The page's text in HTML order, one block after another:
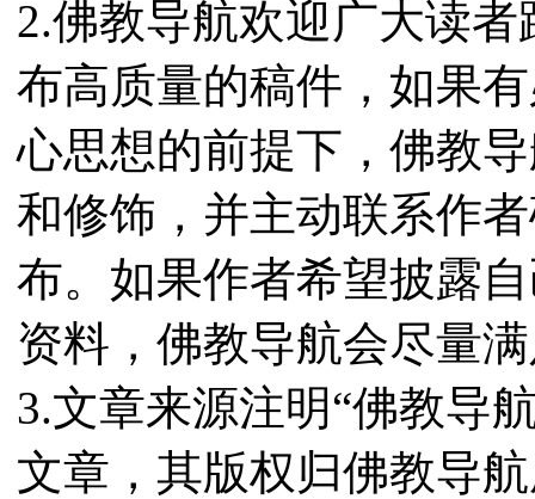
2.佛教导航欢迎广大读
布高质量的稿件，如果
心思想的前提下，佛教
和修饰，并主动联系作
布。如果作者希望披露
资料，佛教导航会尽量
3.文章来源注明“佛教导
文章，其版权归佛教导